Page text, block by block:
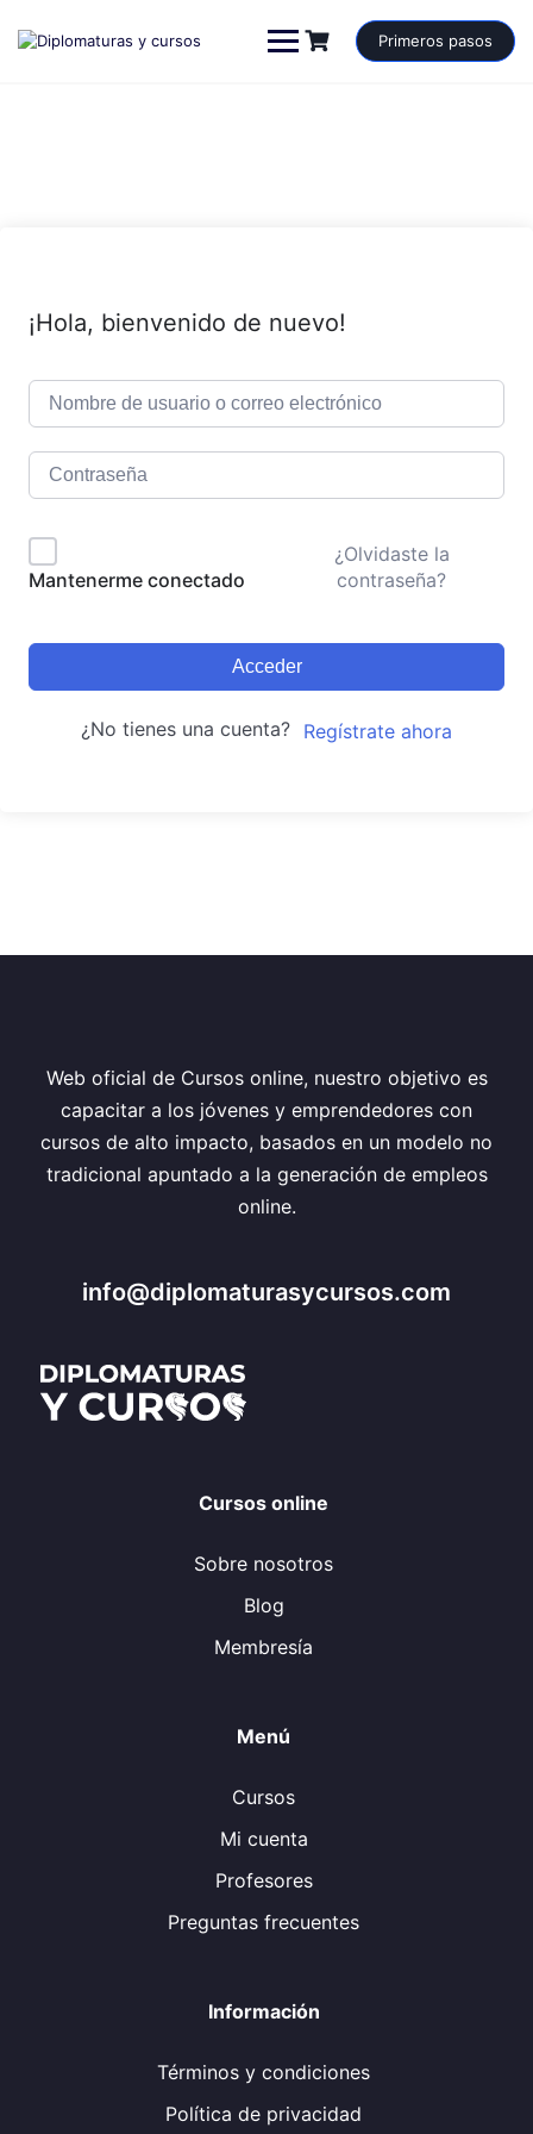
contenido
Primeros pasos
¡Hola, bienvenido de nuevo!
Mantenerme conectado
¿Olvidaste la
contraseña?
Acceder
¿No tienes una cuenta? Regístrate ahora
Web oficial de Cursos online, nuestro objetivo es
capacitar a los jóvenes y emprendedores con
cursos de alto impacto, basados en un modelo no
tradicional apuntado a la generación de empleos
online.
info@diplomaturasycursos.com
Cursos online
Sobre nosotros
Blog
Membresía
Menú
Cursos
Mi cuenta
Profesores
Preguntas frecuentes
Información
Términos y condiciones
Política de privacidad